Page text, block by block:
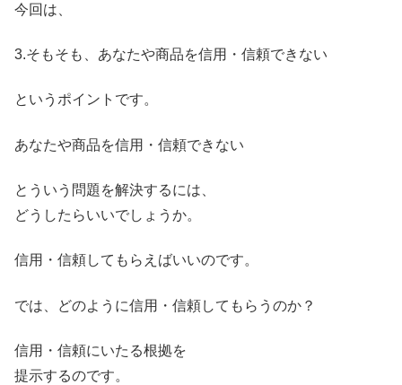
今回は、
3.そもそも、あなたや商品を信用・信頼できない
というポイントです。
あなたや商品を信用・信頼できない
とういう問題を解決するには、
どうしたらいいでしょうか。
信用・信頼してもらえばいいのです。
では、どのように信用・信頼してもらうのか？
信用・信頼にいたる根拠を
提示するのです。